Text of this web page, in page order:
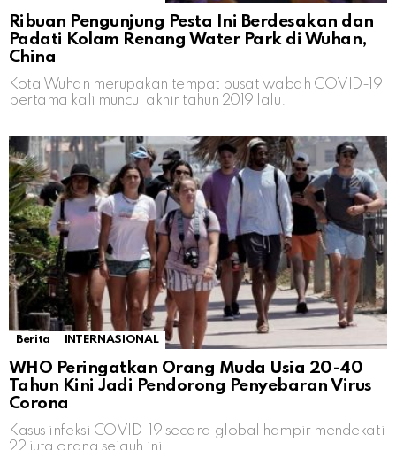
Ribuan Pengunjung Pesta Ini Berdesakan dan
Padati Kolam Renang Water Park di Wuhan,
China
Kota Wuhan merupakan tempat pusat wabah COVID-19
pertama kali muncul akhir tahun 2019 lalu.
Berita INTERNASIONAL
WHO Peringatkan Orang Muda Usia 20-40
Tahun Kini Jadi Pendorong Penyebaran Virus
Corona
Kasus infeksi COVID-19 secara global hampir mendekati
22 juta orang sejauh ini.